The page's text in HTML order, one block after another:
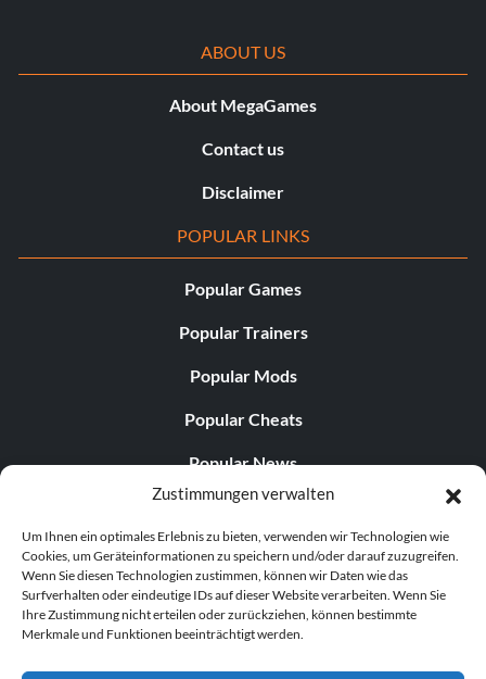
Zustimmungen verwalten
Um Ihnen ein optimales Erlebnis zu bieten, verwenden wir Technologien wie
Cookies, um Geräteinformationen zu speichern und/oder darauf zuzugreifen.
Wenn Sie diesen Technologien zustimmen, können wir Daten wie das
Surfverhalten oder eindeutige IDs auf dieser Website verarbeiten. Wenn Sie
Ihre Zustimmung nicht erteilen oder zurückziehen, können bestimmte
Merkmale und Funktionen beeinträchtigt werden.
ABOUT US
About MegaGames
Contact us
Disclaimer
POPULAR LINKS
Popular Games
Popular Trainers
Popular Mods
Popular Cheats
Popular News
Popular Editorials
Popular Free Games
LATEST UPDATES